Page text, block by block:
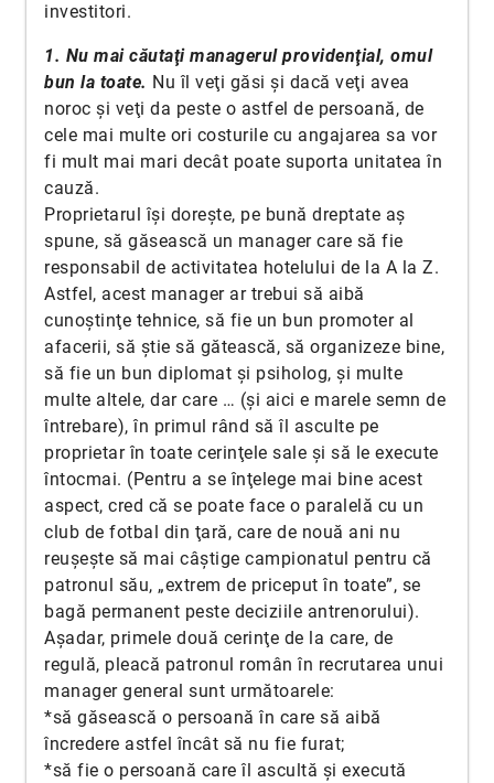
investitori.
1. Nu mai căutaţi managerul providenţial, omul
bun la toate. Nu îl veţi găsi şi dacă veţi avea
noroc şi veţi da peste o astfel de persoană, de
cele mai multe ori costurile cu angajarea sa vor
fi mult mai mari decât poate suporta unitatea în
cauză.
Proprietarul îşi doreşte, pe bună dreptate aş
spune, să găsească un manager care să fie
responsabil de activitatea hotelului de la A la Z.
Astfel, acest manager ar trebui să aibă
cunoştinţe tehnice, să fie un bun promoter al
afacerii, să ştie să gătească, să organizeze bine,
să fie un bun diplomat şi psiholog, şi multe
multe altele, dar care … (şi aici e marele semn de
întrebare), în primul rând să îl asculte pe
proprietar în toate cerinţele sale şi să le execute
întocmai. (Pentru a se înţelege mai bine acest
aspect, cred că se poate face o paralelă cu un
club de fotbal din ţară, care de nouă ani nu
reuşeşte să mai câştige campionatul pentru că
patronul său, „extrem de priceput în toate”, se
bagă permanent peste deciziile antrenorului).
Așadar, primele două cerinţe de la care, de
regulă, pleacă patronul român în recrutarea unui
manager general sunt următoarele:
*să găsească o persoană în care să aibă
încredere astfel încât să nu fie furat;
*să fie o persoană care îl ascultă şi execută